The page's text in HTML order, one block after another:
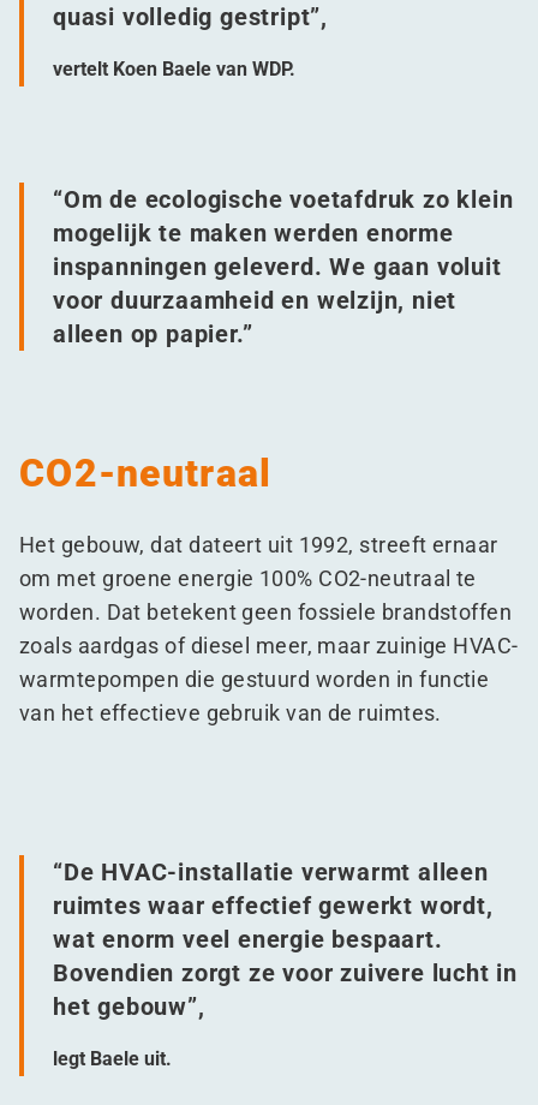
quasi volledig gestript”,
vertelt Koen Baele van WDP.
“Om de ecologische voetafdruk zo klein
mogelijk te maken werden enorme
inspanningen geleverd. We gaan voluit
voor duurzaamheid en welzijn, niet
alleen op papier.”
CO2-neutraal
Het gebouw, dat dateert uit 1992, streeft ernaar
om met groene energie 100% CO2-neutraal te
worden. Dat betekent geen fossiele brandstoffen
zoals aardgas of diesel meer, maar zuinige HVAC-
warmtepompen die gestuurd worden in functie
van het effectieve gebruik van de ruimtes.
“De HVAC-installatie verwarmt alleen
ruimtes waar effectief gewerkt wordt,
wat enorm veel energie bespaart.
Bovendien zorgt ze voor zuivere lucht in
het gebouw”,
legt Baele uit.